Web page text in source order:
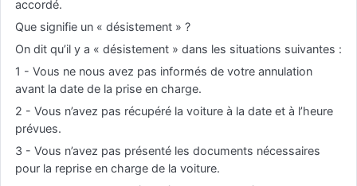
accordé.
Que signifie un « désistement » ?
On dit qu’il y a « désistement » dans les situations suivantes :
1 - Vous ne nous avez pas informés de votre annulation
avant la date de la prise en charge.
2 - Vous n’avez pas récupéré la voiture à la date et à l’heure
prévues.
3 - Vous n’avez pas présenté les documents nécessaires
pour la reprise en charge de la voiture.